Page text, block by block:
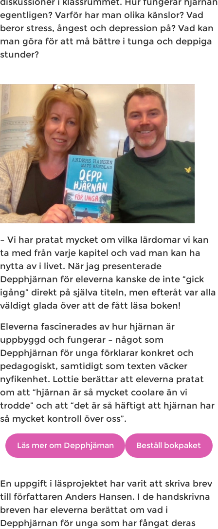
egentligen? Varför har man olika känslor? Vad
beror stress, ångest och depression på? Vad kan
man göra för att må bättre i tunga och deppiga
stunder?
– Vi har pratat mycket om vilka lärdomar vi kan
ta med från varje kapitel och vad man kan ha
nytta av i livet. När jag presenterade
Depphjärnan för eleverna kanske de inte “gick
igång” direkt på själva titeln, men efteråt var alla
väldigt glada över att de fått läsa boken!
Eleverna fascinerades av hur hjärnan är
uppbyggd och fungerar – något som
Depphjärnan för unga förklarar konkret och
pedagogiskt, samtidigt som texten väcker
nyfikenhet. Lottie berättar att eleverna pratat
om att “hjärnan är så mycket coolare än vi
trodde” och att “det är så häftigt att hjärnan har
så mycket kontroll över oss”. ​
Läs mer om Depphjärnan Beställ bokpaket
En uppgift i läsprojektet har varit att skriva brev
till författaren Anders Hansen. I de handskrivna
breven har eleverna berättat om vad i
Depphjärnan för unga som har fångat deras